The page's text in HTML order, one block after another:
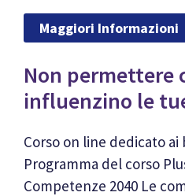
Maggiori Informazioni
Non permettere
influenzino le
Corso on line dedicato ai
Programma del corso
Competenze 2040 Le